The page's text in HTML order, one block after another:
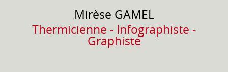
Mirèse GAMEL
Thermicienne - Infographiste -
Graphiste